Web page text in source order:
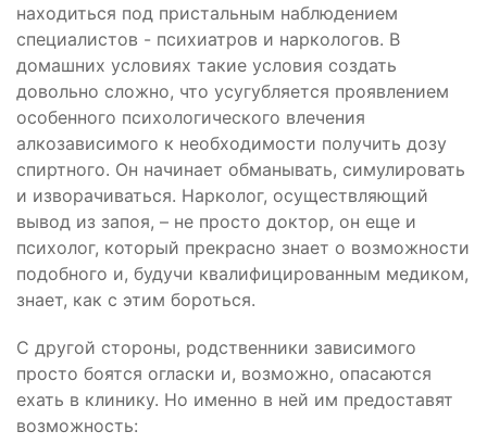
находиться под пристальным наблюдением
специалистов - психиатров и наркологов. В
домашних условиях такие условия создать
довольно сложно, что усугубляется проявлением
особенного психологического влечения
алкозависимого к необходимости получить дозу
спиртного. Он начинает обманывать, симулировать
и изворачиваться. Нарколог, осуществляющий
вывод из запоя, – не просто доктор, он еще и
психолог, который прекрасно знает о возможности
подобного и, будучи квалифицированным медиком,
знает, как с этим бороться.
С другой стороны, родственники зависимого
просто боятся огласки и, возможно, опасаются
ехать в клинику. Но именно в ней им предоставят
возможность: